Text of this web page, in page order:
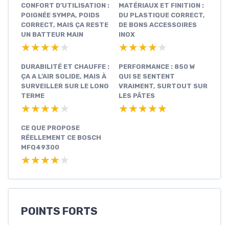
CONFORT D’UTILISATION :
POIGNÉE SYMPA, POIDS
CORRECT, MAIS ÇA RESTE
UN BATTEUR MAIN
★★★★★
★★★★★
MATÉRIAUX ET FINITION :
DU PLASTIQUE CORRECT,
DE BONS ACCESSOIRES
INOX
★★★★★
★★★★★
DURABILITÉ ET CHAUFFE :
ÇA A L’AIR SOLIDE, MAIS À
SURVEILLER SUR LE LONG
TERME
★★★★★
★★★★★
PERFORMANCE : 850 W
QUI SE SENTENT
VRAIMENT, SURTOUT SUR
LES PÂTES
★★★★★
★★★★★
CE QUE PROPOSE
RÉELLEMENT CE BOSCH
MFQ49300
★★★★★
★★★★★
POINTS FORTS